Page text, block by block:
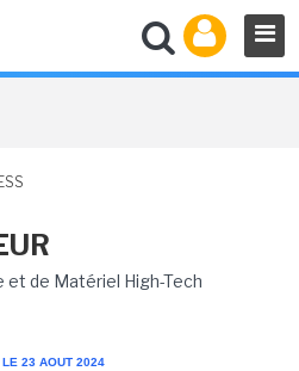
de Matériel High-Tech
LE 23 AOUT 2024